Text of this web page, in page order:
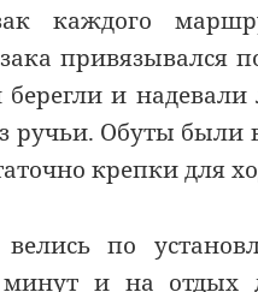
каждого
привязывался
и
ручьи. Обуты
крепки для
по
минут и на отдых